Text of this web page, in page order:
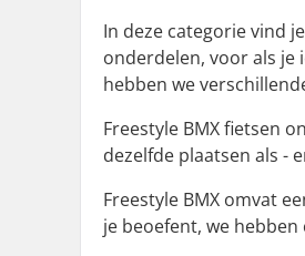
In deze categorie vind
onderdelen, voor als je
hebben we
Freestyle BMX fietsen
dezelfde plaatsen als -
Freestyle BMX omvat
je beoefent, we